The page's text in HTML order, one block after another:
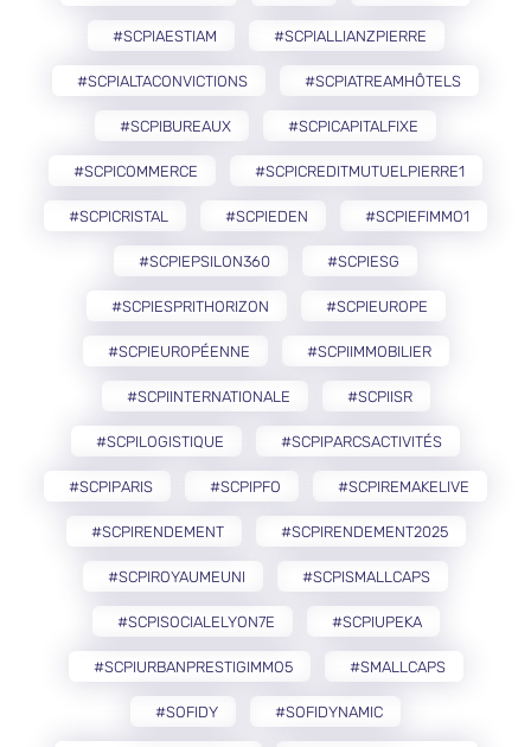
#SCPIAESTIAM #SCPIALLIANZPIERRE
#SCPIALTACONVICTIONS #SCPIATREAMHÔTELS
#SCPIBUREAUX #SCPICAPITALFIXE
#SCPICOMMERCE #SCPICREDITMUTUELPIERRE1
#SCPICRISTAL #SCPIEDEN #SCPIEFIMMO1
#SCPIEPSILON360 #SCPIESG
#SCPIESPRITHORIZON #SCPIEUROPE
#SCPIEUROPÉENNE #SCPIIMMOBILIER
#SCPIINTERNATIONALE #SCPIISR
#SCPILOGISTIQUE #SCPIPARCSACTIVITÉS
#SCPIPARIS #SCPIPFO #SCPIREMAKELIVE
#SCPIRENDEMENT #SCPIRENDEMENT2025
#SCPIROYAUMEUNI #SCPISMALLCAPS
#SCPISOCIALELYON7E #SCPIUPEKA
#SCPIURBANPRESTIGIMMO5 #SMALLCAPS
#SOFIDY #SOFIDYNAMIC